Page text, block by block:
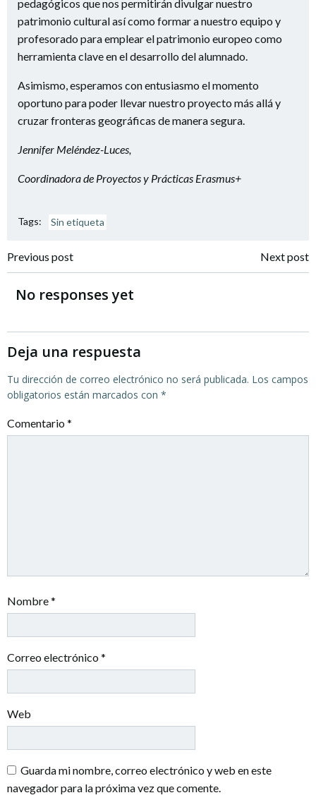
pedagógicos que nos permitirán divulgar nuestro
patrimonio cultural así como formar a nuestro equipo y
profesorado para emplear el patrimonio europeo como
herramienta clave en el desarrollo del alumnado.
Asimismo, esperamos con entusiasmo el momento
oportuno para poder llevar nuestro proyecto más allá y
cruzar fronteras geográficas de manera segura.
Jennifer Meléndez-Luces,
Coordinadora de Proyectos y Prácticas Erasmus+
Tags: Sin etiqueta
Navegación
por
las
entradas
Previous post
Navegación
las
Next post
No responses yet
Deja una respuesta
Tu dirección de correo electrónico no será publicada. Los campos
obligatorios están marcados con *
Comentario*
Nombre*
Correo electrónico*
Web
Guarda mi nombre, correo electrónico y web en este
navegador para la próxima vez que comente.